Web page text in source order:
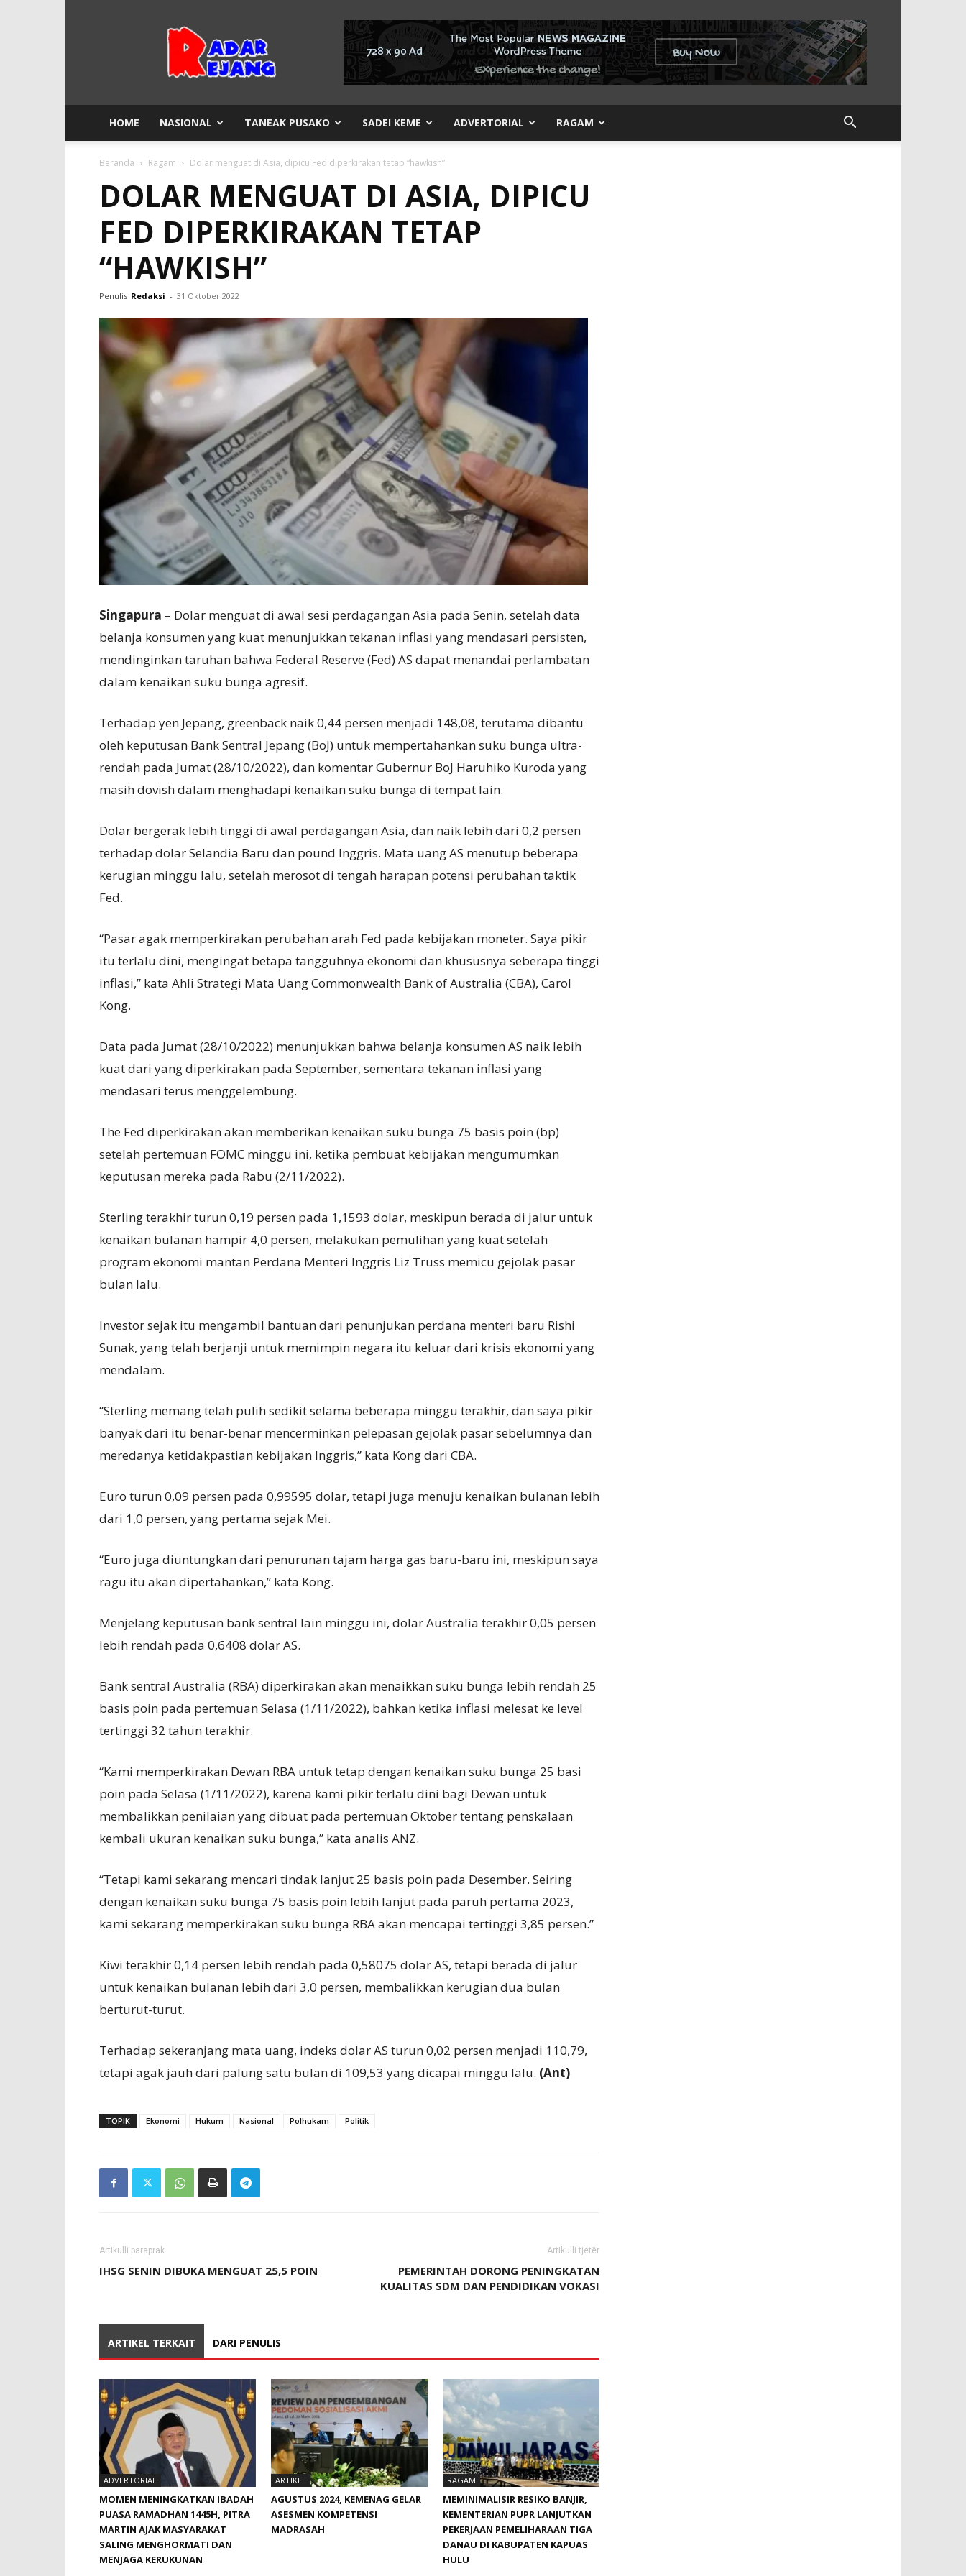
Rejang
HOME NASIONAL TANEAK PUSAKO SADEI KEME ADVERTORIAL RAGAM
Beranda Ragam Dolar menguat di Asia, dipicu Fed diperkirakan tetap “hawkish”
DOLAR MENGUAT DI ASIA, DIPICU
FED DIPERKIRAKAN TETAP
“HAWKISH”
Penulis Redaksi - 31 Oktober 2022
Singapura – Dolar menguat di awal sesi perdagangan Asia pada Senin, setelah data
belanja konsumen yang kuat menunjukkan tekanan inflasi yang mendasari persisten,
mendinginkan taruhan bahwa Federal Reserve (Fed) AS dapat menandai perlambatan
dalam kenaikan suku bunga agresif.
Terhadap yen Jepang, greenback naik 0,44 persen menjadi 148,08, terutama dibantu
oleh keputusan Bank Sentral Jepang (BoJ) untuk mempertahankan suku bunga ultra-
rendah pada Jumat (28/10/2022), dan komentar Gubernur BoJ Haruhiko Kuroda yang
masih dovish dalam menghadapi kenaikan suku bunga di tempat lain.
Dolar bergerak lebih tinggi di awal perdagangan Asia, dan naik lebih dari 0,2 persen
terhadap dolar Selandia Baru dan pound Inggris. Mata uang AS menutup beberapa
kerugian minggu lalu, setelah merosot di tengah harapan potensi perubahan taktik
Fed.
“Pasar agak memperkirakan perubahan arah Fed pada kebijakan moneter. Saya pikir
itu terlalu dini, mengingat betapa tangguhnya ekonomi dan khususnya seberapa tinggi
inflasi,” kata Ahli Strategi Mata Uang Commonwealth Bank of Australia (CBA), Carol
Kong.
Data pada Jumat (28/10/2022) menunjukkan bahwa belanja konsumen AS naik lebih
kuat dari yang diperkirakan pada September, sementara tekanan inflasi yang
mendasari terus menggelembung.
The Fed diperkirakan akan memberikan kenaikan suku bunga 75 basis poin (bp)
setelah pertemuan FOMC minggu ini, ketika pembuat kebijakan mengumumkan
keputusan mereka pada Rabu (2/11/2022).
Sterling terakhir turun 0,19 persen pada 1,1593 dolar, meskipun berada di jalur untuk
kenaikan bulanan hampir 4,0 persen, melakukan pemulihan yang kuat setelah
program ekonomi mantan Perdana Menteri Inggris Liz Truss memicu gejolak pasar
bulan lalu.
Investor sejak itu mengambil bantuan dari penunjukan perdana menteri baru Rishi
Sunak, yang telah berjanji untuk memimpin negara itu keluar dari krisis ekonomi yang
mendalam.
“Sterling memang telah pulih sedikit selama beberapa minggu terakhir, dan saya pikir
banyak dari itu benar-benar mencerminkan pelepasan gejolak pasar sebelumnya dan
meredanya ketidakpastian kebijakan Inggris,” kata Kong dari CBA.
Euro turun 0,09 persen pada 0,99595 dolar, tetapi juga menuju kenaikan bulanan lebih
dari 1,0 persen, yang pertama sejak Mei.
“Euro juga diuntungkan dari penurunan tajam harga gas baru-baru ini, meskipun saya
ragu itu akan dipertahankan,” kata Kong.
Menjelang keputusan bank sentral lain minggu ini, dolar Australia terakhir 0,05 persen
lebih rendah pada 0,6408 dolar AS.
Bank sentral Australia (RBA) diperkirakan akan menaikkan suku bunga lebih rendah 25
basis poin pada pertemuan Selasa (1/11/2022), bahkan ketika inflasi melesat ke level
tertinggi 32 tahun terakhir.
“Kami memperkirakan Dewan RBA untuk tetap dengan kenaikan suku bunga 25 basi
poin pada Selasa (1/11/2022), karena kami pikir terlalu dini bagi Dewan untuk
membalikkan penilaian yang dibuat pada pertemuan Oktober tentang penskalaan
kembali ukuran kenaikan suku bunga,” kata analis ANZ.
“Tetapi kami sekarang mencari tindak lanjut 25 basis poin pada Desember. Seiring
dengan kenaikan suku bunga 75 basis poin lebih lanjut pada paruh pertama 2023,
kami sekarang memperkirakan suku bunga RBA akan mencapai tertinggi 3,85 persen.”
Kiwi terakhir 0,14 persen lebih rendah pada 0,58075 dolar AS, tetapi berada di jalur
untuk kenaikan bulanan lebih dari 3,0 persen, membalikkan kerugian dua bulan
berturut-turut.
Terhadap sekeranjang mata uang, indeks dolar AS turun 0,02 persen menjadi 110,79,
tetapi agak jauh dari palung satu bulan di 109,53 yang dicapai minggu lalu. (Ant)
TOPIK Ekonomi Hukum Nasional Polhukam Politik
Artikulli paraprak
IHSG SENIN DIBUKA MENGUAT 25,5 POIN
Artikulli tjetër
PEMERINTAH DORONG PENINGKATAN
KUALITAS SDM DAN PENDIDIKAN VOKASI
ARTIKEL TERKAIT DARI PENULIS
ADVERTORIAL
MOMEN MENINGKATKAN IBADAH
PUASA RAMADHAN 1445H, PITRA
MARTIN AJAK MASYARAKAT
SALING MENGHORMATI DAN
MENJAGA KERUKUNAN
ARTIKEL
AGUSTUS 2024, KEMENAG GELAR
ASESMEN KOMPETENSI
MADRASAH
RAGAM
MEMINIMALISIR RESIKO BANJIR,
KEMENTERIAN PUPR LANJUTKAN
PEKERJAAN PEMELIHARAAN TIGA
DANAU DI KABUPATEN KAPUAS
HULU